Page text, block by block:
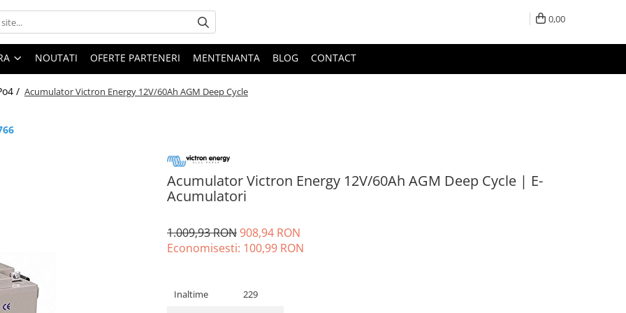
0,00
NOUTATI OFERTE PARTENERI MENTENANTA BLOG CONTACT
/ Acumulator Victron Energy 12V/60Ah AGM Deep Cycle
Acumulator Victron Energy 12V/60Ah AGM Deep Cycle | E-
Acumulatori
1.009,93 RON908,94 RON
Economisesti: 100,99 RON
Inaltime
229